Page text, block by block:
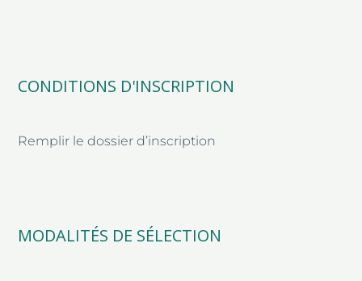
CONDITIONS D'INSCRIPTION
Remplir le dossier d’inscription
MODALITÉS DE SÉLECTION